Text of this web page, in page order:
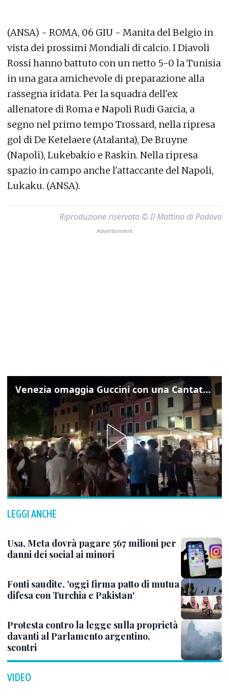
(ANSA) - ROMA, 06 GIU - Manita del Belgio in
vista dei prossimi Mondiali di calcio. I Diavoli
Rossi hanno battuto con un netto 5-0 la Tunisia
in una gara amichevole di preparazione alla
rassegna iridata. Per la squadra dell'ex
allenatore di Roma e Napoli Rudi Garcia, a
segno nel primo tempo Trossard, nella ripresa
gol di De Ketelaere (Atalanta), De Bruyne
(Napoli), Lukebakio e Raskin. Nella ripresa
spazio in campo anche l'attaccante del Napoli,
Lukaku. (ANSA).
Riproduzione riservata © Il Mattino di Padova
Venezia omaggia Guccini con una Cantata Anarchica in campo Santa Margherita
LEGGI ANCHE
Usa, Meta dovrà pagare 567 milioni per
danni dei social ai minori
Fonti saudite, 'oggi firma patto di mutua
difesa con Turchia e Pakistan'
Protesta contro la legge sulla proprietà
davanti al Parlamento argentino,
scontri
VIDEO